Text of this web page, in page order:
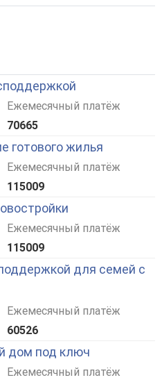
Ежемесячный платёж
70665
готового жилья
Ежемесячный платёж
115009
Ежемесячный платёж
115009
для семей с
Ежемесячный платёж
60526
дом под ключ
Ежемесячный платёж